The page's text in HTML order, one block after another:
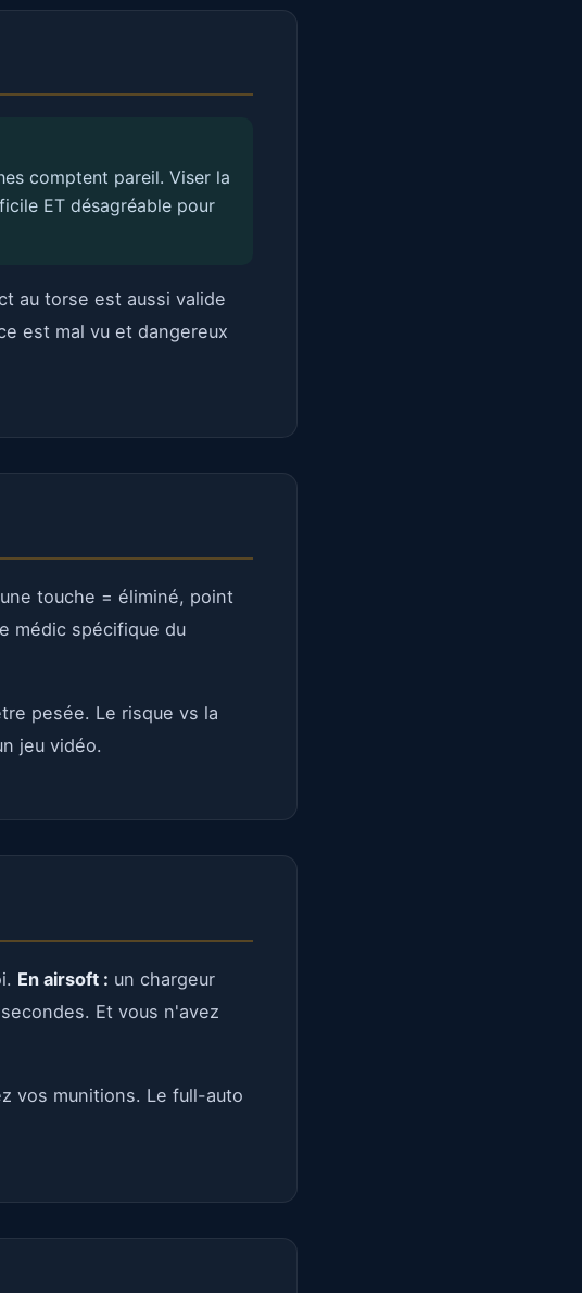
comptent pareil. Viser la
ET désagréable pour
au torse est aussi valide
est mal vu et dangereux
une touche = éliminé, point
médic spécifique du
pesée. Le risque vs la
jeu vidéo.
En airsoft : un chargeur
Et vous n'avez
vos munitions. Le full-auto